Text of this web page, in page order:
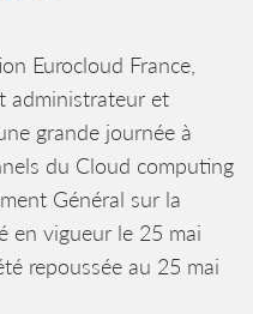
Eurocloud France,
administrateur et
grande journée à
du Cloud computing
Général sur la
en vigueur le 25 mai
repoussée au 25 mai